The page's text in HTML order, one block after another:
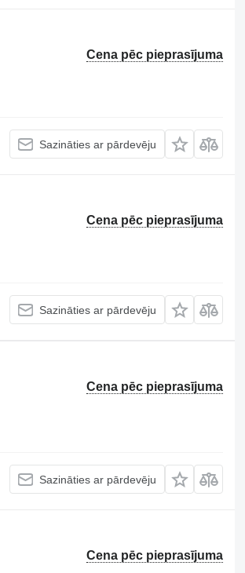
Cena pēc pieprasījuma
Sazināties ar pārdevēju
Cena pēc pieprasījuma
Sazināties ar pārdevēju
Cena pēc pieprasījuma
Sazināties ar pārdevēju
Cena pēc pieprasījuma